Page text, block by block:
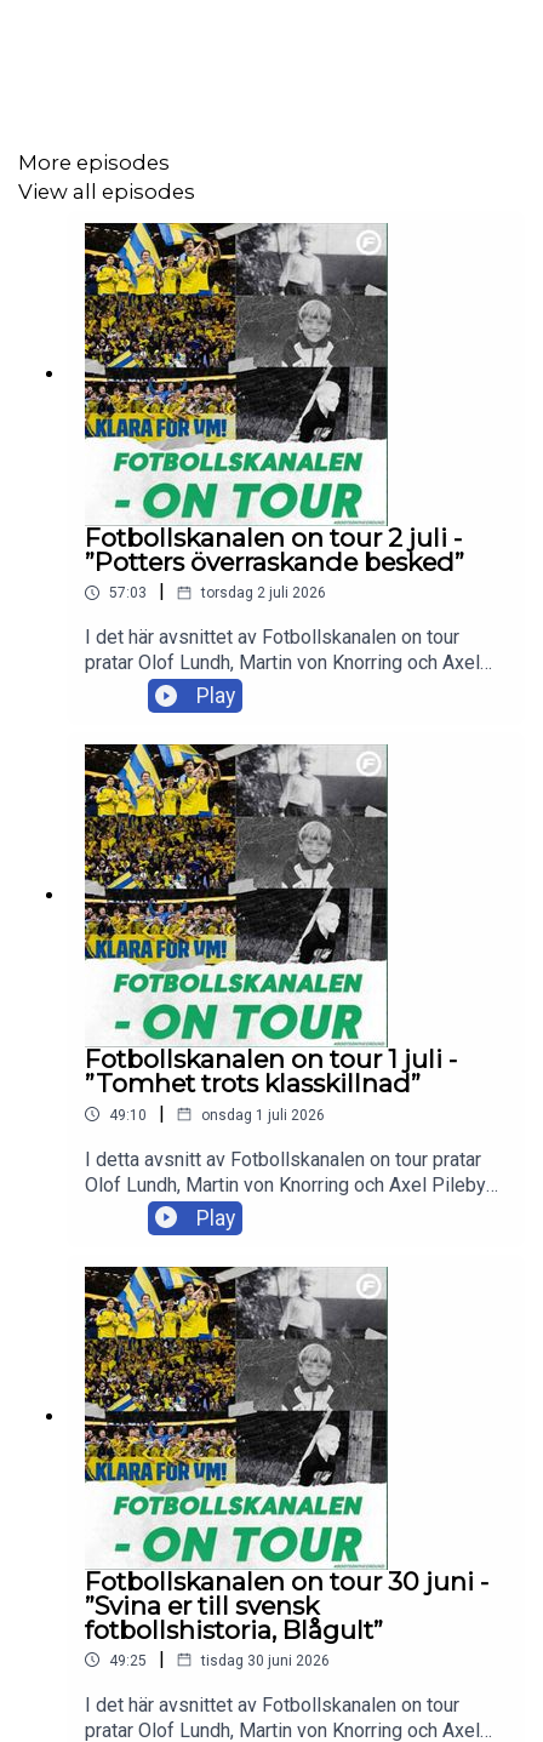
More episodes
View all episodes
Fotbollskanalen on tour 2 juli -
”Potters överraskande besked”
57:03 torsdag 2 juli 2026
I det här avsnittet av Fotbollskanalen on tour
pratar Olof Lundh, Martin von Knorring och Axel
Pileby om Graham Potters presskonferens och
om det som komma skall för Sveriges
herrlandslag. Trion svarar även på flera
lyssnarfrågor och tackar för sig efter den
svenska VM-sommaren.Skicka in dina tankar och
frågor till olof.lundh@tv4.se ,
martin.vonknorring@tv4.se eller
axel.pileby@tv4.se
Play
Fotbollskanalen on tour 1 juli -
”Tomhet trots klasskillnad”
49:10 | onsdag 1 juli 2026
I detta avsnitt av Fotbollskanalen on tour pratar
Olof Lundh, Martin von Knorring och Axel Pileby
om Sveriges förlust mot Frankrike och
reaktionerna efter matchen, samt svarar på
frågor till olof.lundh@tv4.se ,
martin.vonknorring@tv4.se eller
axel.pileby@tv4.se
Play
Fotbollskanalen on tour 30 juni -
”Svina er till svensk
fotbollshistoria, Blågult”
49:25 | tisdag 30 juni 2026
I det här avsnittet av Fotbollskanalen on tour
pratar Olof Lundh, Martin von Knorring och Axel